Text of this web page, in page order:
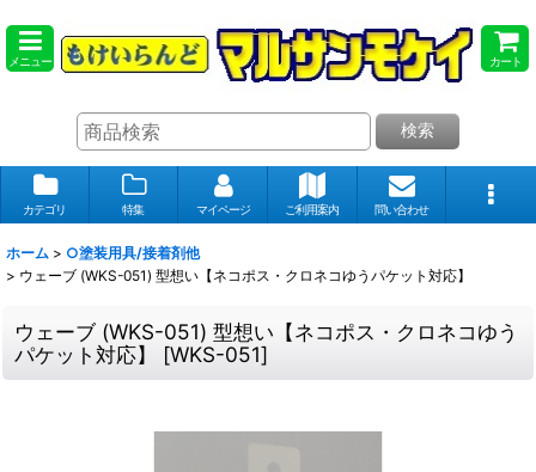
メニュー カート
検索
カテゴリ 特集 マイページ ご利用案内 問い合わせ
ホーム > ○塗装用具/接着剤他
> ウェーブ (WKS-051) 型想い【ネコポス・クロネコゆうパケット対応】
ウェーブ (WKS-051) 型想い【ネコポス・クロネコゆう
パケット対応】 [WKS-051]